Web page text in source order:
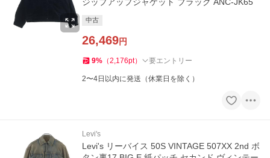
中古
26,469円
9% （2,176pt） 要エントリー
2〜4日以内に発送（休業日を除く）
Levi's
Levi's リーバイス 50S VINTAGE 507XX 2nd ボ